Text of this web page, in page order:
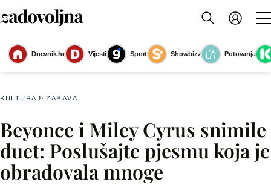
Dnevnik.hr Vijesti Sport Showbizz
Putovanja
Slika nije dostupna
KULTURA & ZABAVA
Beyonce i Miley Cyrus snimile
duet: Poslušajte pjesmu koja je
obradovala mnoge
Facebook
X